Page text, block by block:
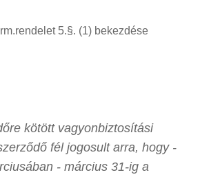
5.§. (1) bekezdése
kötött vagyonbiztosítási
fél jogosult arra, hogy -
- március 31-ig a